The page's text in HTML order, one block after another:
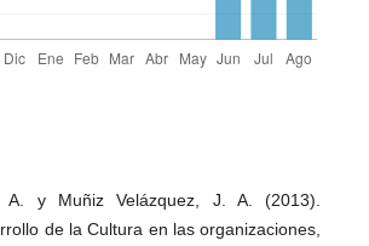
A. y Muñiz Velázquez, J. A. (2013).
de la Cultura en las organizaciones,